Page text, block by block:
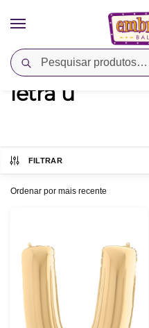
Início Produtos marcados com a
letra u
FILTRAR